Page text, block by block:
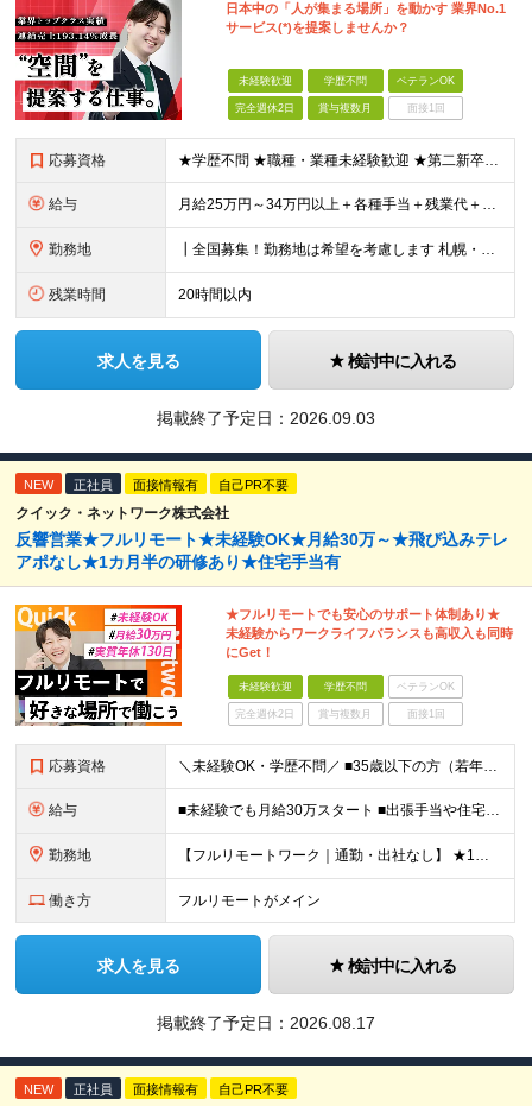
日本中の「人が集まる場所」を動かす 業界No.1
サービス(*)を提案しませんか？
未経験歓迎 学歴不問 ベテランOK
完全週休2日 賞与複数月 面接1回
応募資格 ★学歴不問 ★職種・業種未経験歓迎 ★第二新卒歓迎 ＜こんな方にオススメ＞ ◎一つの商材ではなく、幅広い提案で勝負したい ◎成長企業でスケールの大きい仕事に挑戦したい ◎実力を評価されたい＆腰を据え
給与 月給25万円～34万円以上＋各種手当＋残業代＋賞与年2回 初年度想定年収：348万円～ ※経験・能力を考慮のうえ優遇します。 ※上記にはエリア給（10,000円～15,000円）、見込み残業代（20
勤務地 ┃全国募集！勤務地は希望を考慮します 札幌・仙台・東京・横浜・金沢・名古屋・大阪・京都・広島・福岡 募集 ※上記のほか、全国に拠点あり ※キャリアアップやキャリアシフトに伴う転勤も一部ありますが、基
残業時間 20時間以内
求人を見る 検討中に入れる
掲載終了予定日： 2026.09.03
NEW 正社員 面接情報有 自己PR不要
クイック・ネットワーク株式会社
反響営業★フルリモート★未経験OK★月給30万～★飛び込みテレ
アポなし★1カ月半の研修あり★住宅手当有
★フルリモートでも安心のサポート体制あり★
未経験からワークライフバランスも高収入も同時
にGet！
未経験歓迎 学歴不問 ベテランOK
完全週休2日 賞与複数月 面接1回
応募資格 ＼未経験OK・学歴不問／ ■35歳以下の方（若年層の長期キャリア形成のため） ■第二新卒OK ■普通自動車免許（AT）をお持ちの方 ▼▽こんな方はぜひご応募ください！▽▼ 「車の運転が好き！」 「地
給与 ■未経験でも月給30万スタート ■出張手当や住宅手当あり 【東京都・神奈川県】 月給35万円～60万円＋インセンティブ＋賞与＋諸手当 上記月給は、月42時間分の固定残業代（月8万3900円以上）を含
勤務地 【フルリモートワーク｜通勤・出社なし】 ★1人1台社用車貸与 ★転勤なし ★直帰直行OK 【本社】 兵庫県神戸市中央区明石町44 神戸御幸ビル4F ★☆積極採用中☆★ ◆北海道・東北：札幌／福島／
働き方 フルリモートがメイン
求人を見る 検討中に入れる
掲載終了予定日： 2026.08.17
NEW 正社員 面接情報有 自己PR不要